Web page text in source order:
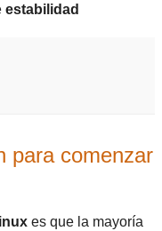
estabilidad
para comenzar
es que la mayoría